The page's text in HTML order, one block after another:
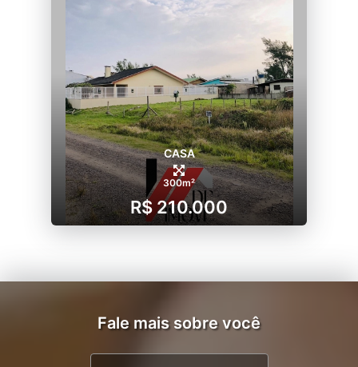
CASA
300m²
R$ 210.000
Fale mais sobre você